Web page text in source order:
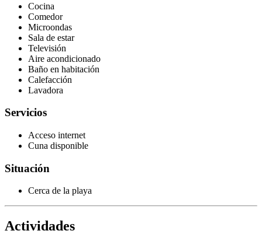
Cocina
Comedor
Microondas
Sala de estar
Televisión
Aire acondicionado
Baño en habitación
Calefacción
Lavadora
Servicios
Acceso internet
Cuna disponible
Situación
Cerca de la playa
Actividades